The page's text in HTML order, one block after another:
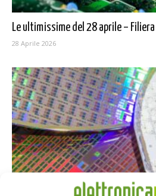
Le ultimissime del 28 aprile –
28 Aprile 2026